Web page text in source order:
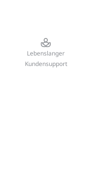
Lebenslanger
Kundensupport